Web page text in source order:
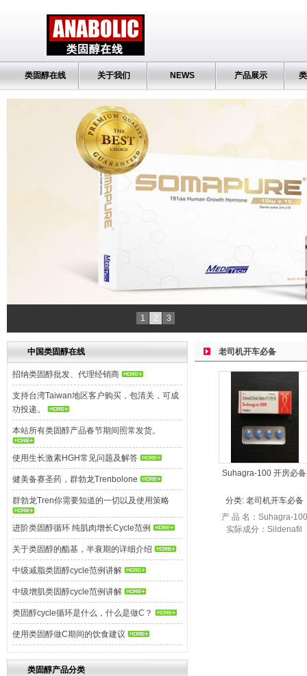
类固醇在线 关于我们 NEWS 产品展示
1 2 3
中国类固醇在线
招纳类固醇批发、代理经销商
支持台湾Taiwan地区客户购买，包清关，可成
功投递。
本站所有类固醇产品春节期间照常发货。
使用生长激素HGH常见问题及解答
健美备赛圣药，群勃龙Trenbolone
群勃龙Tren你需要知道的一切以及使用策略
进阶类固醇循环 纯肌肉增长Cycle范例
关于类固醇的酯基，半衰期的详细介绍
中级减脂类固醇cycle范例讲解
中级增肌类固醇cycle范例讲解
类固醇cycle循环是什么，什么是做C？
使用类固醇做C期间的饮食建议
类固醇产品分类
老司机开车必备
Suhagra-100 开房必备
分类: 老司机开车必备
产 品 名：Suhagra-100
实际成分：Sildenafil